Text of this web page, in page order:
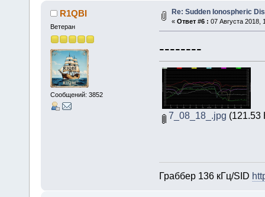
R1QBI
Ветеран
Сообщений: 3852
Re: Sudden Ionospheric
« Ответ #6 : 07 Августа 2018,
--------
7_08_18_.jpg (121.53
Граббер 136 кГц/SID